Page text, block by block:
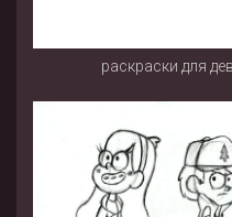
раскраски для